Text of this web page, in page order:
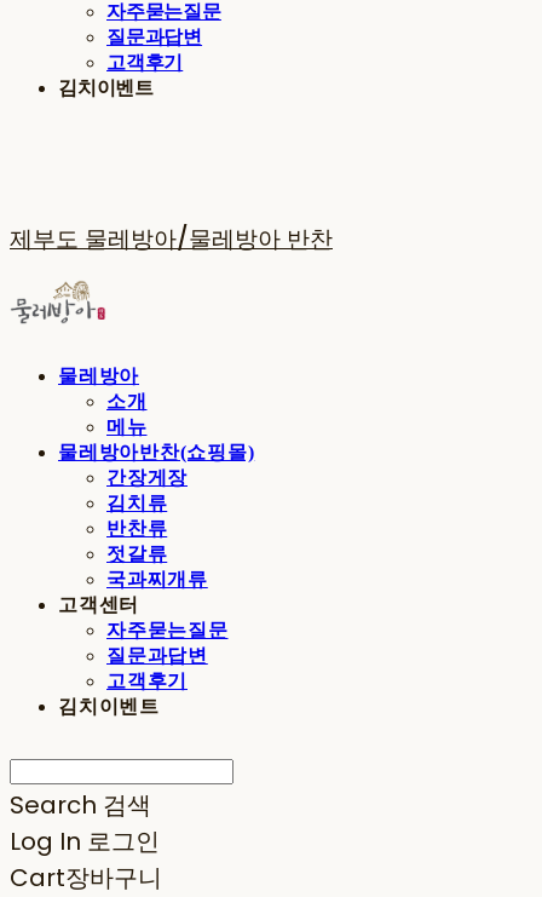
자주묻는질문
질문과답변
고객후기
김치이벤트
제부도 물레방아/물레방아 반찬
물레방아
소개
메뉴
물레방아반찬(쇼핑몰)
간장게장
김치류
반찬류
젓갈류
국과찌개류
고객센터
자주묻는질문
질문과답변
고객후기
김치이벤트
Search 검색
Log In 로그인
Cart장바구니